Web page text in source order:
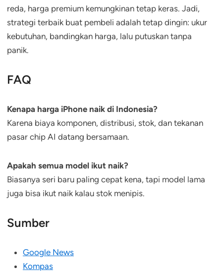
reda, harga premium kemungkinan tetap keras. Jadi,
strategi terbaik buat pembeli adalah tetap dingin: ukur
kebutuhan, bandingkan harga, lalu putuskan tanpa
panik.
FAQ
Kenapa harga iPhone naik di Indonesia?
Karena biaya komponen, distribusi, stok, dan tekanan
pasar chip AI datang bersamaan.
Apakah semua model ikut naik?
Biasanya seri baru paling cepat kena, tapi model lama
juga bisa ikut naik kalau stok menipis.
Sumber
Google News
Kompas